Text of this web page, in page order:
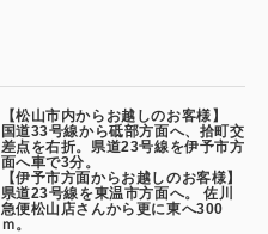
【松山市内からお越しのお客様】
国道33号線から砥部方面へ、拾町交
差点を右折。県道23号線を伊予市方
面へ車で3分。
【伊予市方面からお越しのお客様】
県道23号線を東温市方面へ。 佐川
急便松山店さんから更に東へ300
ｍ。